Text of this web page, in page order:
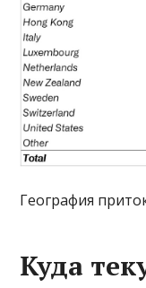
География
Куда